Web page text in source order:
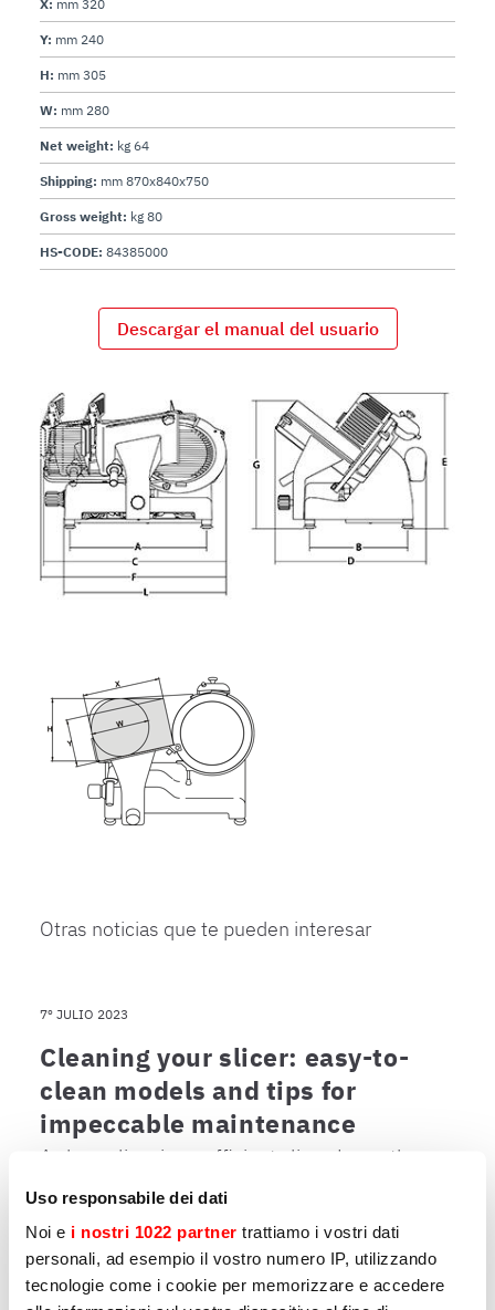
Uso responsabile dei dati
Noi e i nostri 1022 partner trattiamo i vostri dati
personali, ad esempio il vostro numero IP, utilizzando
tecnologie come i cookie per memorizzare e accedere
X: mm 320
Y: mm 240
H: mm 305
W: mm 280
Net weight: kg 64
Shipping: mm 870x840x750
Gross weight: kg 80
HS-CODE: 84385000
Descargar el manual del usuario
Otras noticias que te pueden interesar
7º JULIO 2023
Cleaning your slicer: easy-to-
clean models and tips for
impeccable maintenance
A clean slicer is an efficient slicer. Learn the
are easier to clean.